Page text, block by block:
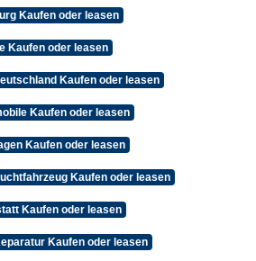
Kaufen oder leasen
Kaufen oder leasen
Kaufen oder leasen
Kaufen oder leasen
Kaufen oder leasen
Kaufen oder leasen
Kaufen oder leasen
Kaufen oder leasen